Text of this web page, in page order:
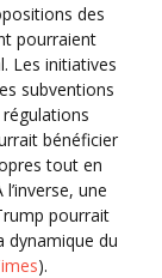
des
pourraient
Les initiatives
subventions
bénéficier
tout en
une
pourrait
dynamique du
).